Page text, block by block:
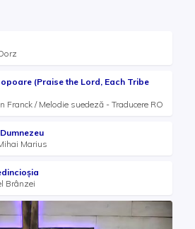
(Praise the Lord, Each Tribe
Franck / Melodie suedeză - Traducere RO
Marius
Brânzei